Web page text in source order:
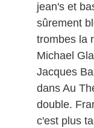
jean's et
sûrement
trombes la
Michael
Jacques
dans Au
double.
c'est plus